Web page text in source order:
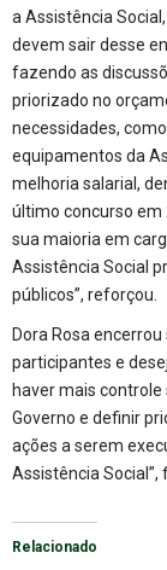
a Assistência
devem sair desse
fazendo as
priorizado no
necessidades,
equipamentos da
melhoria salarial,
último concurso em
sua maioria em
Assistência Social
públicos”, reforçou.
Dora Rosa
participantes e
haver mais controle
Governo e definir
ações a serem
Assistência Social”,
Relacionado